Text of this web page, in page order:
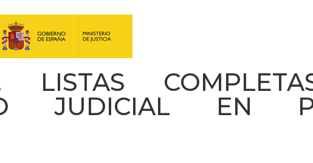
LISTAS
JUDICIAL EN